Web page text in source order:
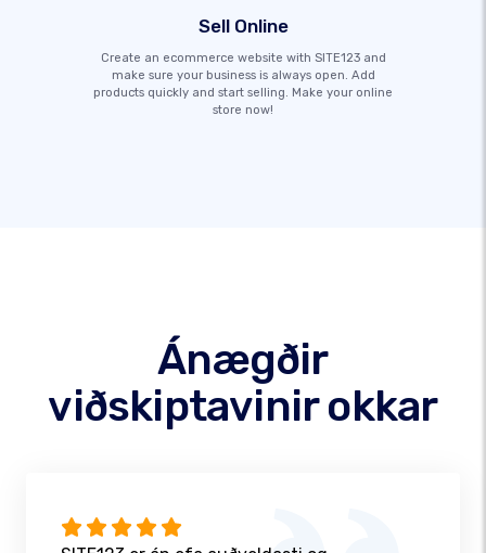
Sell Online
Create an ecommerce website with SITE123 and
make sure your business is always open. Add
products quickly and start selling. Make your online
store now!
Ánægðir
viðskiptavinir okkar